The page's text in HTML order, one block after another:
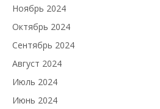
Ноябрь 2024
Октябрь 2024
Сентябрь 2024
Август 2024
Июль 2024
Июнь 2024